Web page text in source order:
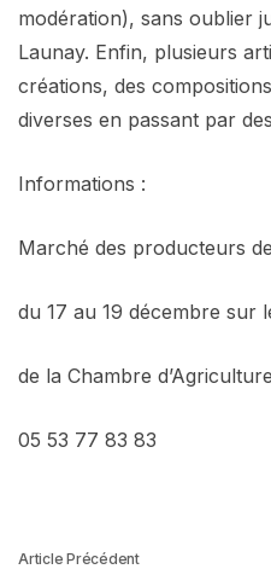
modération), sans oublier
Launay. Enfin, plusieurs
créations, des
diverses en passant par
Informations :
Marché des producteurs
du 17 au 19 décembre sur
de la Chambre
05 53 77 83 83
Article Précédent